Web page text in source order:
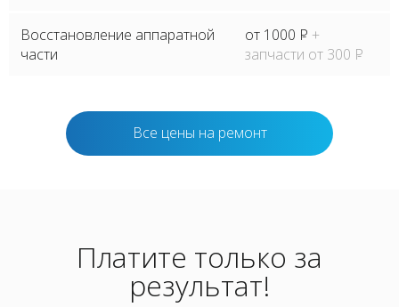
Восстановление аппаратной
части
от 1000 P +
запчасти от 300 P
Все цены на ремонт
Платите только за
результат!